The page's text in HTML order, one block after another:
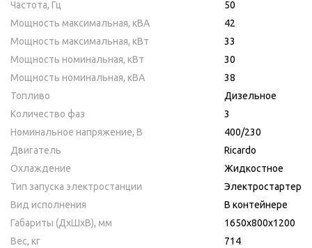
Частота, Гц
50
Мощность максимальная, кВA
42
Мощность максимальная, кВт
33
Мощность номинальная, кВт
30
Мощность номинальная, кВА
38
Топливо
Дизельное
Количество фаз
3
Номинальное напряжение, В
400/230
Двигатель
Ricardo
Охлаждение
Жидкостное
Тип запуска электростанции
Электростартер
Вид исполнения
В контейнере
Габариты (ДхШхВ), мм
1650х800х1200
Вес, кг
714